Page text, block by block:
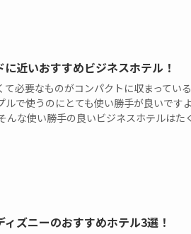
近いおすすめビジネスホテル！
必要なものがコンパクトに収まってい
で使うのにとても使い勝手が良いですよ
んな使い勝手の良いビジネスホテルはた
ズニーのおすすめホテル3選！